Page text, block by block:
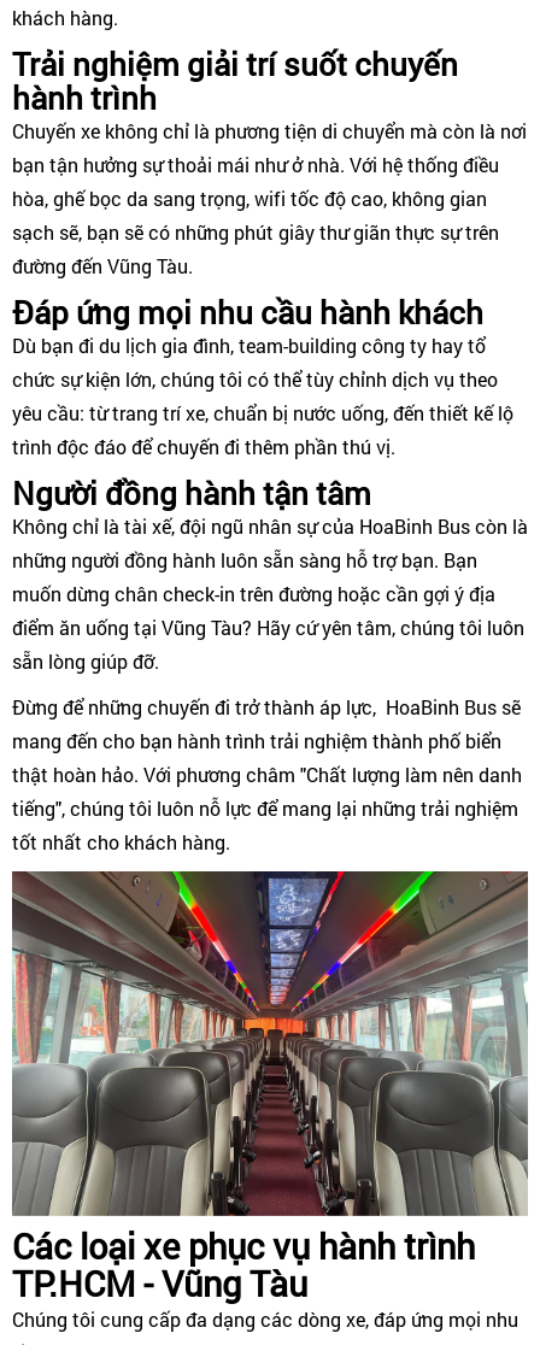
khách hàng.
Trải nghiệm giải trí suốt chuyến
hành trình
Chuyến xe không chỉ là phương tiện di chuyển mà còn là nơi
bạn tận hưởng sự thoải mái như ở nhà. Với hệ thống điều
hòa, ghế bọc da sang trọng, wifi tốc độ cao, không gian
sạch sẽ, bạn sẽ có những phút giây thư giãn thực sự trên
đường đến Vũng Tàu.
Đáp ứng mọi nhu cầu hành khách
Dù bạn đi du lịch gia đình, team-building công ty hay tổ
chức sự kiện lớn, chúng tôi có thể tùy chỉnh dịch vụ theo
yêu cầu: từ trang trí xe, chuẩn bị nước uống, đến thiết kế lộ
trình độc đáo để chuyến đi thêm phần thú vị.
Người đồng hành tận tâm
Không chỉ là tài xế, đội ngũ nhân sự của HoaBinh Bus còn là
những người đồng hành luôn sẵn sàng hỗ trợ bạn. Bạn
muốn dừng chân check-in trên đường hoặc cần gợi ý địa
điểm ăn uống tại Vũng Tàu? Hãy cứ yên tâm, chúng tôi luôn
sẵn lòng giúp đỡ.
Đừng để những chuyến đi trở thành áp lực, HoaBinh Bus sẽ
mang đến cho bạn hành trình trải nghiệm thành phố biển
thật hoàn hảo. Với phương châm "Chất lượng làm nên danh
tiếng", chúng tôi luôn nỗ lực để mang lại những trải nghiệm
tốt nhất cho khách hàng.
Các loại xe phục vụ hành trình
TP.HCM - Vũng Tàu
Chúng tôi cung cấp đa dạng các dòng xe, đáp ứng mọi nhu